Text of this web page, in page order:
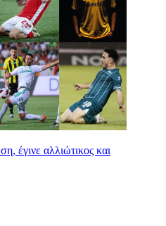
έγινε αλλιώτικος και